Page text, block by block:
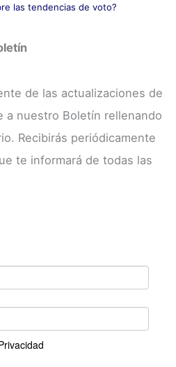
las tendencias de voto?
de las actualizaciones de
a nuestro Boletín rellenando
Recibirás periódicamente
te informará de todas las